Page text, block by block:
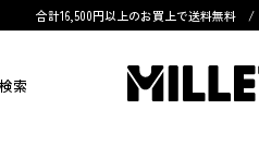
合計16,500円以上のお買上で送料無料 /
索